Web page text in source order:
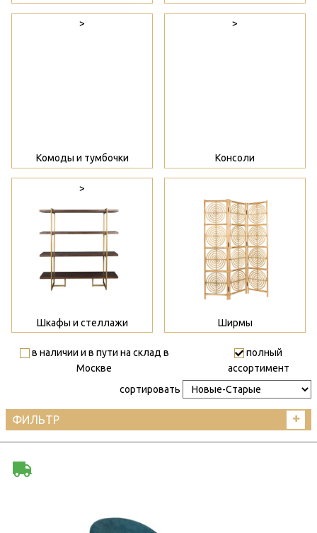
>
Комоды и тумбочки
>
Консоли
>
Шкафы и стеллажи Ширмы
в наличии и в пути на склад в
Москве
полный
ассортимент
сортировать
ФИЛЬТР